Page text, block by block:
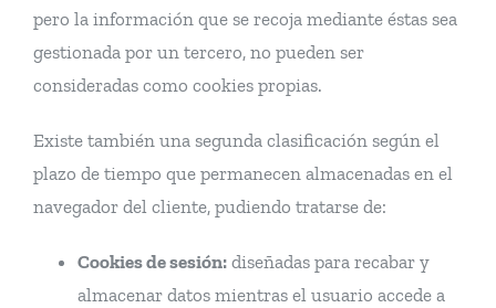
pero la información que se recoja mediante éstas sea
gestionada por un tercero, no pueden ser
consideradas como cookies propias.
Existe también una segunda clasificación según el
plazo de tiempo que permanecen almacenadas en el
navegador del cliente, pudiendo tratarse de:
Cookies de sesión: diseñadas para recabar y
almacenar datos mientras el usuario accede a